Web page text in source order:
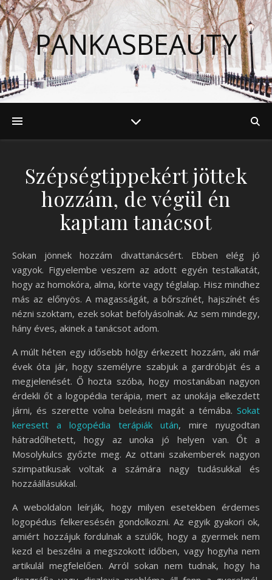
PANKASBEAUTY
Szépségtippekért jöttek
hozzám, de végül én
kaptam tanácsot
Sokan jönnek hozzám divattanácsért. Ebben elég jó
vagyok. Figyelembe veszem az adott egyén testalkatát,
hogy az homokóra, alma, körte vagy téglalap. Hisz mindhez
más az előnyös. A magasságát, a bőrszínét, hajszínét és
nézni szoktam, ezek sokat befolyásolnak. Az sem mindegy,
hány éves, akinek a tanácsot adom.
A múlt héten egy idősebb hölgy érkezett hozzám, aki már
évek óta jár, hogy személyre szabjuk a gardróbját és a
megjelenését. Ő hozta szóba, hogy mostanában nagyon
érdekli őt a logopédia terápia, mert az unokája elkezdett
járni, és szerette volna beleásni magát a témába. Sokat
keresett a logopédia terápiák után, mire nyugodtan
hátradőlhetett, hogy az unoka jó helyen van. Őt a
Mosolykulcs győzte meg. Az ottani szakemberek nagyon
szimpatikusak voltak a számára nagy tudásukkal és
hozzáállásukkal.
A weboldalon leírják, hogy milyen esetekben érdemes
logopédus felkeresésén gondolkozni. Az egyik gyakori ok,
amiért hozzájuk fordulnak a szülők, hogy a gyermek nem
kezd el beszélni a megszokott időben, vagy hogyha nem
artikulál megfelelően. Arról sokan nem tudnak, hogy ha